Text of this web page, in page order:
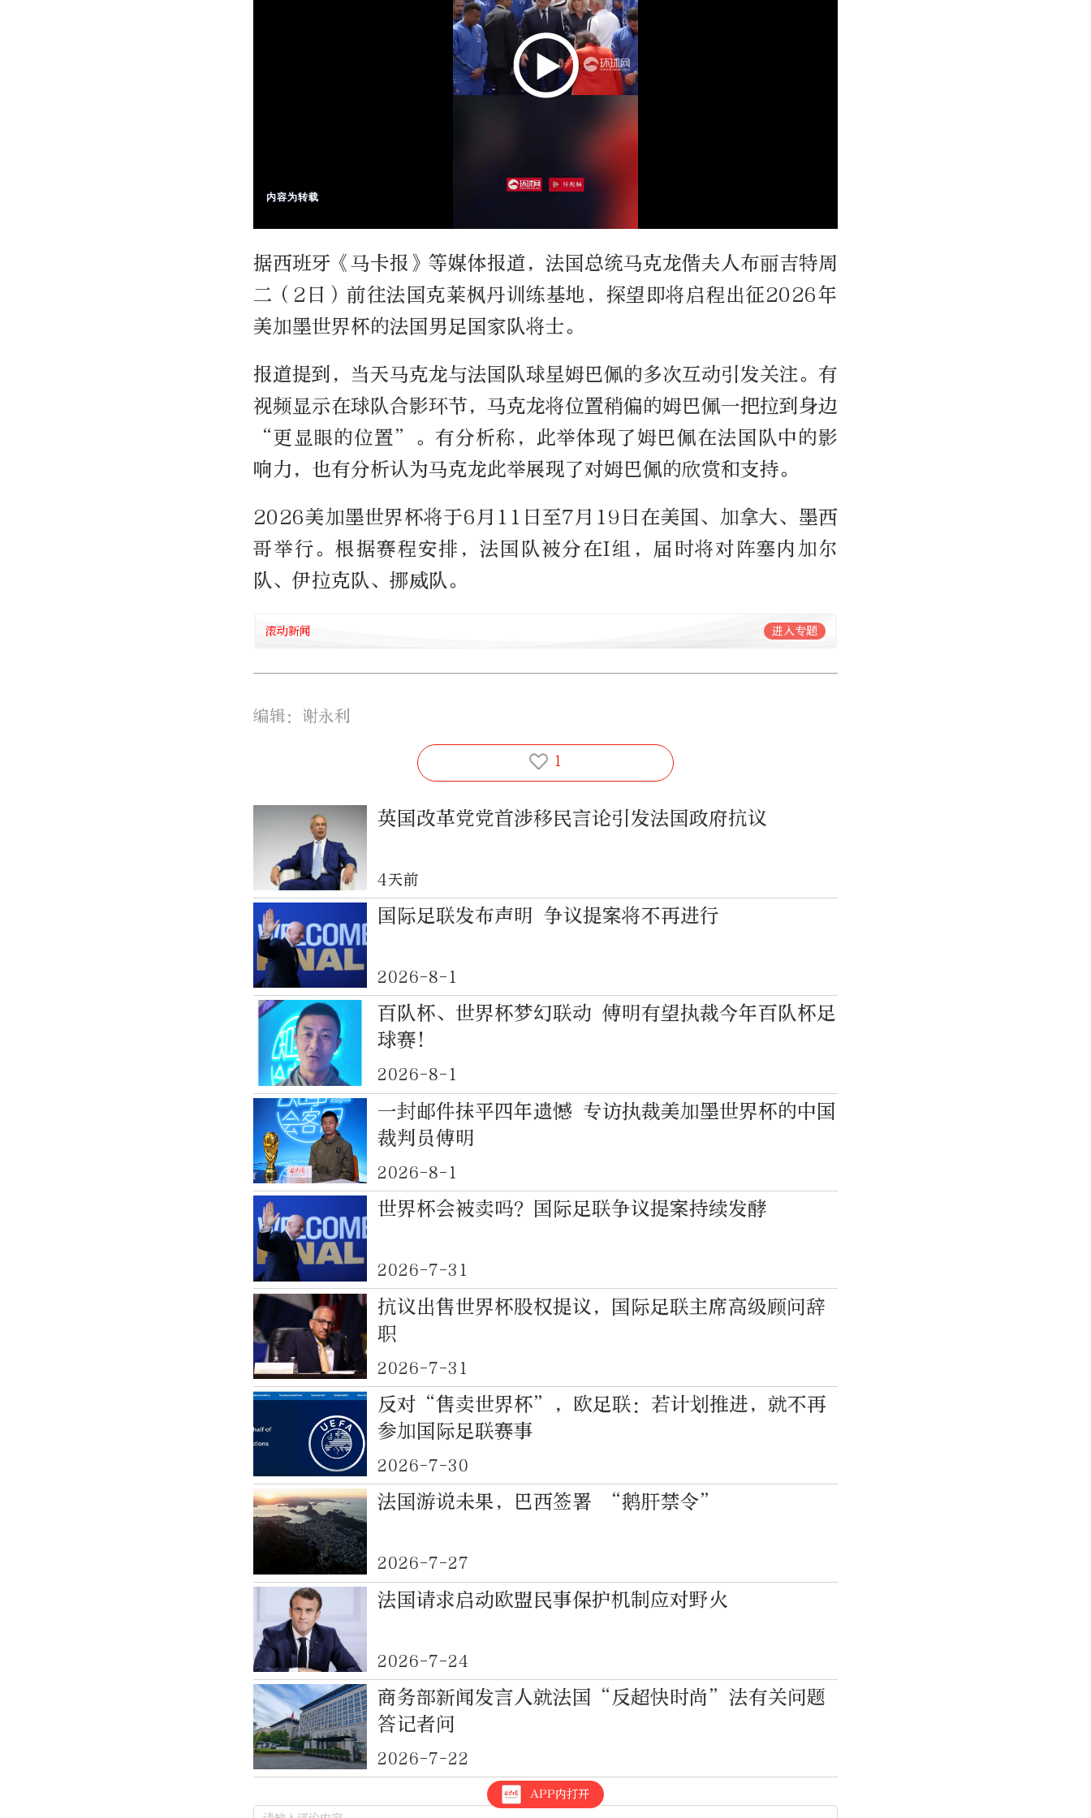
据西班牙《马卡报》等媒体报道，法国总统马克龙偕夫人布丽吉特周
二（2日）前往法国克莱枫丹训练基地，探望即将启程出征2026年
美加墨世界杯的法国男足国家队将士。
报道提到，当天马克龙与法国队球星姆巴佩的多次互动引发关注。有
视频显示在球队合影环节，马克龙将位置稍偏的姆巴佩一把拉到身边
“更显眼的位置”。有分析称，此举体现了姆巴佩在法国队中的影
响力，也有分析认为马克龙此举展现了对姆巴佩的欣赏和支持。
2026美加墨世界杯将于6月11日至7月19日在美国、加拿大、墨西
哥举行。根据赛程安排，法国队被分在I组，届时将对阵塞内加尔
队、伊拉克队、挪威队。
滚动新闻 进入专题
编辑：谢永利
1
英国改革党党首涉移民言论引发法国政府抗议
4天前
国际足联发布声明 争议提案将不再进行
2026-8-1
百队杯、世界杯梦幻联动 傅明有望执裁今年百队杯足
球赛！
2026-8-1
一封邮件抹平四年遗憾 专访执裁美加墨世界杯的中国
裁判员傅明
2026-8-1
世界杯会被卖吗？国际足联争议提案持续发酵
2026-7-31
抗议出售世界杯股权提议，国际足联主席高级顾问辞
职
2026-7-31
反对“售卖世界杯”，欧足联：若计划推进，就不再
参加国际足联赛事
2026-7-30
法国游说未果，巴西签署 “鹅肝禁令”
2026-7-27
法国请求启动欧盟民事保护机制应对野火
2026-7-24
商务部新闻发言人就法国“反超快时尚”法有关问题
答记者问
2026-7-22
APP内打开